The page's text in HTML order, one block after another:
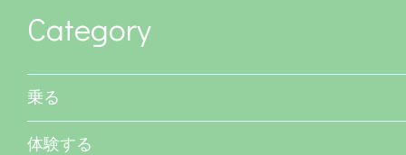
Category
乗る
体験する